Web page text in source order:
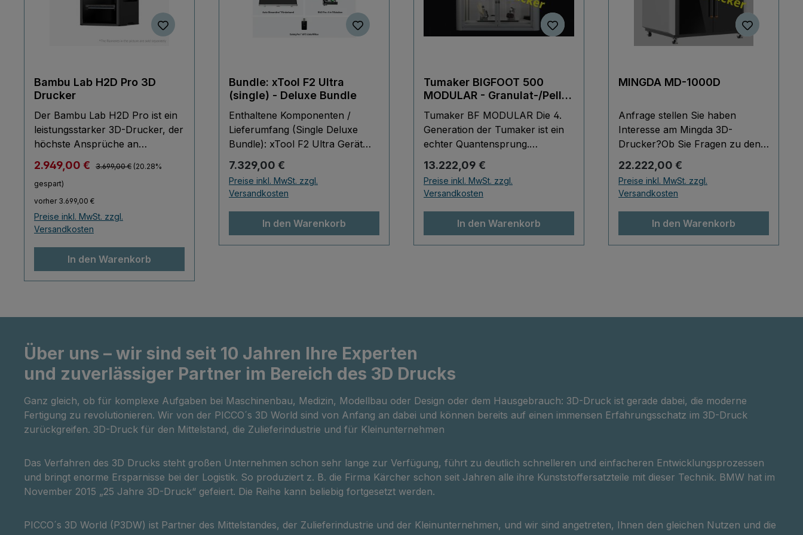
Bambu Lab H2D Pro 3D
Drucker
Der Bambu Lab H2D Pro ist ein
leistungsstarker 3D-Drucker, der
höchste Ansprüche an
Vielseitigkeit erfüllt. Ausgestattet
mit modernster Technologie
ermöglicht er die Verarbeitung
verschiedenster Materialien –
von Standardfilamenten bis hin
Hochleistungswerkstoffen. Sein
robustes Design, kombiniert mit
ambitionierte Maker als auch für
interessant. Durch Funktionen
wie Auto-Bed-Leveling,
intelligentes
Filamentmanagement und
präzise Temperatursteuerung
wird ein gleichbleibend hoher
Qualitätsstandard garantiert.
Materialsystems ist der H2D Pro
nicht nur mit Bambu Lab
Filamenten kompatibel, sondern
Materialien. So bietet er
Verkaufspreis:
2.949,00 € Regulärer Preis:
3.699,00 € (20.28%
gespart)
vorher 3.699,00 €
Preise inkl. MwSt. zzgl.
Versandkosten
In den Warenkorb
Bundle: xTool F2 Ultra
(single) - Deluxe Bundle
Enthaltene Komponenten /
Lieferumfang (Single Deluxe
Bundle): xTool F2 Ultra Gerät
Steuer- / Controller-Einheit
Dual-Kamerasystem zur
Positionierung
Softwarefunktionen (Autofokus,
Materialerkennung,
Lasersteuerung) Stromkabel,
dieser Deluxe-Version profitieren
ideal für hochwertige Gravuren
auf Metall, klare Farbmuster und
Produktivverwendung.
Regulärer Preis:
7.329,00 €
Preise inkl. MwSt. zzgl.
Versandkosten
In den Warenkorb
Tumaker BIGFOOT 500
MODULAR - Granulat-/Pellet
Tumaker BF MODULAR Die 4.
Generation der Tumaker ist ein
echter Quantensprung.
der Entwicklung der
Granulat-/Pellet-Technologie
und das gesammelte
Kundenfeedback aus den letzten
5 Jahren, ist Tumaker nun die
perfekte Kombination aus
Druck zum Granulat-/Pellet 3D-
neue Sektoren zu erreichen und
Drucks zu erschließen. Mit
unserem 3D-Druck auf
Pellets/Granulat können wir die
ermöglichen, mit neuen
Materialien oder mit zertifizierten
und homologierten Materialien
ermöglicht uns eine schnellere
Regulärer Preis:
13.222,09 €
Preise inkl. MwSt. zzgl.
Versandkosten
In den Warenkorb
MINGDA MD-1000D
Anfrage stellen Sie haben
Interesse am Mingda 3D-
Drucker?Ob Sie Fragen zu den
dem Lieferumfang, der
Verfügbarkeit oder möglichen
Sonderkonditionen haben – wir
nehmen uns Zeit für Ihr
Anliegen und erstellen Ihnen auf
Wunsch ein individuelles
Ihrem 3D-Druckprojekt
font-size: 15px; font-weight: 600;
}
Regulärer Preis:
22.222,00 €
Preise inkl. MwSt. zzgl.
Versandkosten
In den Warenkorb
Über uns – wir sind seit 10 Jahren Ihre Experten
und zuverlässiger Partner im Bereich des 3D Drucks
Ganz gleich, ob für komplexe Aufgaben bei Maschinenbau, Medizin, Modellbau oder Design oder dem Hausgebrauch: 3D-Druck ist gerade dabei, die moderne
Fertigung zu revolutionieren. Wir von der PICCO´s 3D World sind von Anfang an dabei und können bereits auf einen immensen Erfahrungsschatz im 3D-Druck
zurückgreifen. 3D-Druck für den Mittelstand, die Zulieferindustrie und für Kleinunternehmen
Das Verfahren des 3D Drucks steht großen Unternehmen schon sehr lange zur Verfügung, führt zu deutlich schnelleren und einfacheren Entwicklungsprozessen
und bringt enorme Ersparnisse bei der Logistik. So produziert z. B. die Firma Kärcher schon seit Jahren alle ihre Kunststoffersatzteile mit dieser Technik. BMW hat im
November 2015 „25 Jahre 3D-Druck“ gefeiert. Die Reihe kann beliebig fortgesetzt werden.
PICCO´s 3D World (P3DW) ist Partner des Mittelstandes, der Zulieferindustrie und der Kleinunternehmen, und wir sind angetreten, Ihnen den gleichen Nutzen und die